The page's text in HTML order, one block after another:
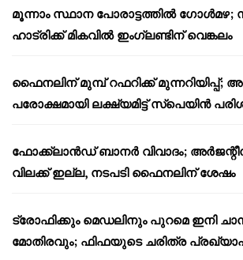
മൂന്നാം സ്ഥാന പോരാട്ടത്തിൽ
ഹാട്രിക്ക് മികവിൽ ഇംഗ്ലണ്ടിന് വെങ്കലം
ഫൈനലിന് മുമ്പ് റഫറിക്ക് മുന്നറിയിപ്പ്;
പരോക്ഷമായി ലക്ഷ്യമിട്ട് സ്പെയിൻ
ഫോക്ക്‌ലാൻഡ് ബാനർ വിവാദം;
വിലക്ക് ഇല്ല, നടപടി ഫൈനലിന് ശേഷം
ട്രോഫിക്കും മെഡലിനും പുറമെ ഇനി
മോതിരവും; ഫിഫയുടെ ചരിത്ര